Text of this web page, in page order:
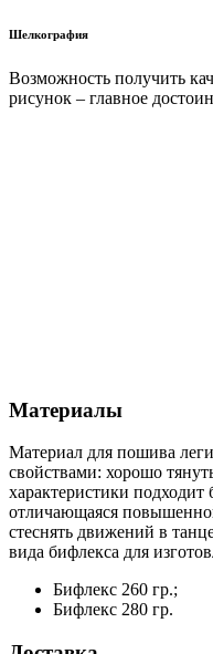
Шелкография
Возможность получить
рисунок – главное
Материалы
Материал для пошива
свойствами: хорошо
характеристики подходит
отличающаяся
стеснять движений в
вида бифлекса для
Бифлекс 260 гр.;
Бифлекс 280 гр.